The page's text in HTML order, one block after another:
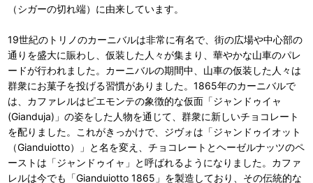
（シガーの切れ端）に由来しています。
19世紀のトリノのカーニバルは非常に有名で、街の広場や中心部の
通りを盛大に賑わし、仮装した人々が集まり、華やかな山車のパレ
ードが行われました。カーニバルの期間中、山車の仮装した人々は
群衆にお菓子を投げる習慣がありました。1865年のカーニバルで
は、カファレルはピエモンテの象徴的な仮面「ジャンドゥイャ
(Gianduja)」の姿をした人物を通じて、群衆に新しいチョコレート
を配りました。これがきっかけで、ジヴォは「ジャンドゥイオット
（Gianduiotto）」と名を変え、チョコレートとヘーゼルナッツのペ
ーストは「ジャンドゥイャ」と呼ばれるようになりました。カファ
レルは今でも「Gianduiotto 1865」を製造しており、その伝統的な